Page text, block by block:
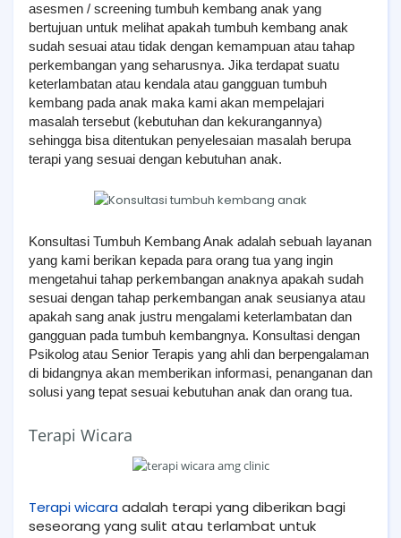
asesmen / screening tumbuh kembang anak yang
bertujuan untuk melihat apakah tumbuh kembang anak
sudah sesuai atau tidak dengan kemampuan atau tahap
perkembangan yang seharusnya. Jika terdapat suatu
keterlambatan atau kendala atau gangguan tumbuh
kembang pada anak maka kami akan mempelajari
masalah tersebut (kebutuhan dan kekurangannya)
sehingga bisa ditentukan penyelesaian masalah berupa
terapi yang sesuai dengan kebutuhan anak.
Konsultasi Tumbuh Kembang Anak adalah sebuah layanan
yang kami berikan kepada para orang tua yang ingin
mengetahui tahap perkembangan anaknya apakah sudah
sesuai dengan tahap perkembangan anak seusianya atau
apakah sang anak justru mengalami keterlambatan dan
gangguan pada tumbuh kembangnya. Konsultasi dengan
Psikolog atau Senior Terapis yang ahli dan berpengalaman
di bidangnya akan memberikan informasi, penanganan dan
solusi yang tepat sesuai kebutuhan anak dan orang tua.
Terapi Wicara
Terapi wicaraadalah terapi yang diberikan bagi
seseorang yang sulit atau terlambat untuk